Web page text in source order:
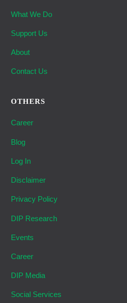
What We Do
Support Us
About
Contact Us
OTHERS
Career
Blog
Log In
Disclaimer
Privacy Policy
DIP Research
Events
Career
DIP Media
Social Services